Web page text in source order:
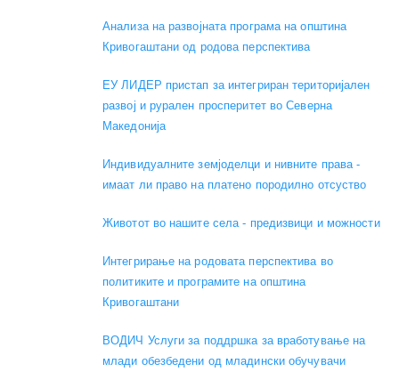
Анализа на развојната програма на општина
Кривогаштани од родова перспектива
ЕУ ЛИДЕР пристап за интегриран територијален
развој и рурален просперитет во Северна
Македонија
Индивидуалните земјоделци и нивните права -
имаат ли право на платено породилно отсуство
Животот во нашите села - предизвици и можности
Интегрирање на родовата перспектива во
политиките и програмите на општина
Кривогаштани
ВОДИЧ Услуги за поддршка за вработување на
млади обезбедени од младински обучувачи